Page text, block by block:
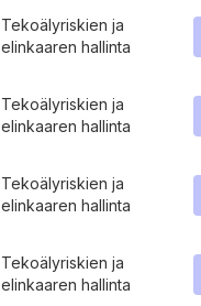
Tekoälyriskien ja
elinkaaren hallinta
Tekoälyriskien ja
elinkaaren hallinta
Tekoälyriskien ja
elinkaaren hallinta
Tekoälyriskien ja
elinkaaren hallinta